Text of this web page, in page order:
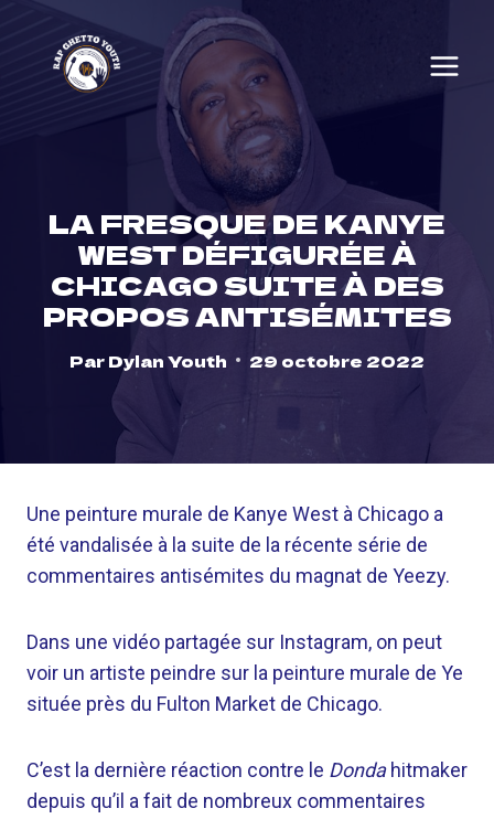
content
LA FRESQUE DE KANYE
WEST DÉFIGURÉE À
CHICAGO SUITE À DES
PROPOS ANTISÉMITES
ParDylan Youth 29 octobre 2022
Une peinture murale de Kanye West à Chicago a
été vandalisée à la suite de la récente série de
commentaires antisémites du magnat de Yeezy.
Dans une vidéo partagée sur Instagram, on peut
voir un artiste peindre sur la peinture murale de Ye
située près du Fulton Market de Chicago.
C’est la dernière réaction contre le Dondahitmaker
depuis qu’il a fait de nombreux commentaires